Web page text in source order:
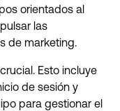
orientados al
las
de marketing.
Esto incluye
de sesión y
para gestionar el